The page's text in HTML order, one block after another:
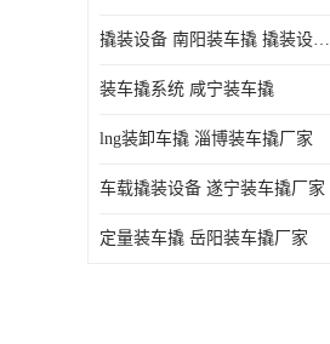
撬装设备 南阳装车撬 撬装设备 定量控制
装车撬系统 咸宁装车撬
lng装卸车撬 淄博装车撬厂家
车载撬装设备 遂宁装车撬厂家
定量装车撬 岳阳装车撬厂家